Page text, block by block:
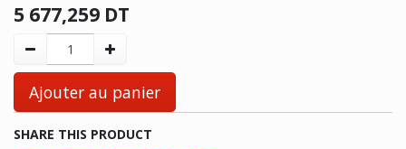
5 677,259 DT
Ajouter au panier
SHARE THIS PRODUCT